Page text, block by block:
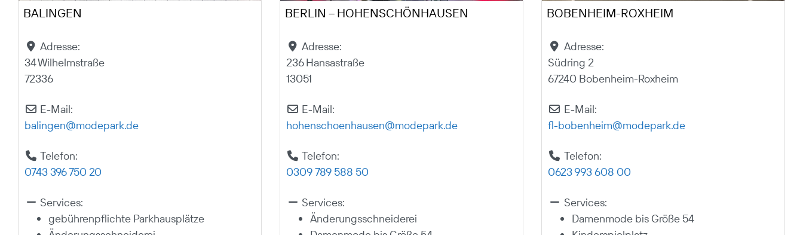
BALINGEN
Adresse:
34 Wilhelmstraße
72336
E-Mail:
balingen@modepark.de
Telefon:
0743 396 750 20
Services:
gebührenpflichte Parkhausplätze
BERLIN – HOHENSCHÖNHAUSEN
Adresse:
236 Hansastraße
13051
E-Mail:
hohenschoenhausen@modepark.de
Telefon:
0309 789 588 50
Services:
Änderungsschneiderei
BOBENHEIM-ROXHEIM
Adresse:
Südring 2
67240 Bobenheim-Roxheim
E-Mail:
fl-bobenheim@modepark.de
Telefon:
0623 993 608 00
Services:
Damenmode bis Größe 54